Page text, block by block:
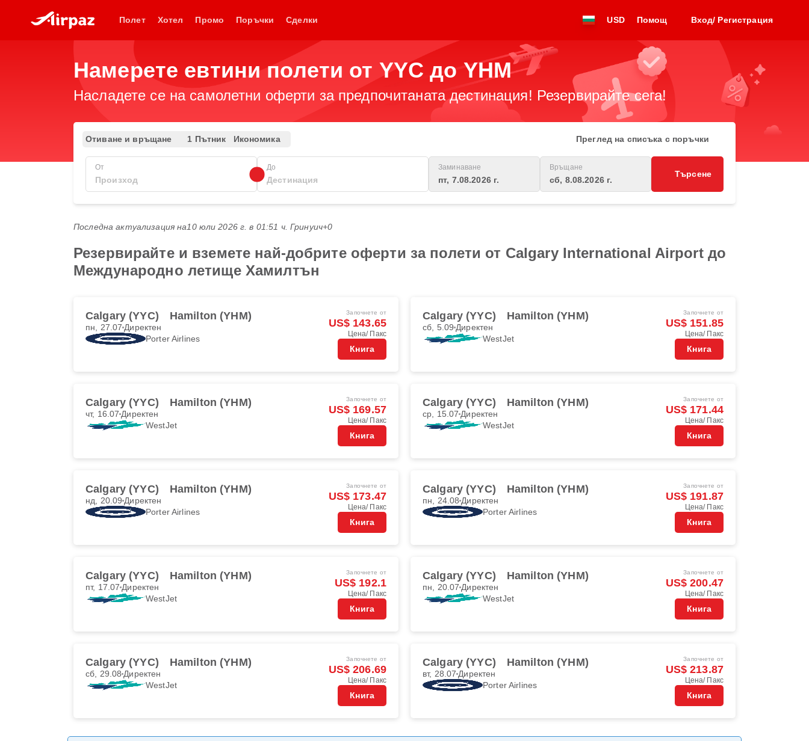
Полет Хотел Промо Поръчки Сделки USD Помощ Вход/ Регистрация
Намерете евтини полети от YYC до YHM
Насладете се на самолетни оферти за предпочитаната дестинация! Резервирайте сега!
Отиване и връщане 1 Пътник Икономика Преглед на списъка с поръчки
От До Заминаване
пт, 7.08.2026 г.
Връщане
сб, 8.08.2026 г.
Търсене
Последна актуализация на10 юли 2026 г. в 01:51 ч. Гринуич+0
Резервирайте и вземете най-добрите оферти за полети от Calgary International Airport до
Международно летище Хамилтън
Calgary (YYC) Hamilton (YHM)
пн, 27.07 Директен
Porter Airlines
Започнете от
US$ 143.65
Цена/ Пакс
Книга
Calgary (YYC) Hamilton (YHM)
сб, 5.09 Директен
WestJet
Започнете от
US$ 151.85
Цена/ Пакс
Книга
Calgary (YYC) Hamilton (YHM)
чт, 16.07 Директен
WestJet
Започнете от
US$ 169.57
Цена/ Пакс
Книга
Calgary (YYC) Hamilton (YHM)
ср, 15.07 Директен
WestJet
Започнете от
US$ 171.44
Цена/ Пакс
Книга
Calgary (YYC) Hamilton (YHM)
нд, 20.09 Директен
Porter Airlines
Започнете от
US$ 173.47
Цена/ Пакс
Книга
Calgary (YYC) Hamilton (YHM)
пн, 24.08 Директен
Porter Airlines
Започнете от
US$ 191.87
Цена/ Пакс
Книга
Calgary (YYC) Hamilton (YHM)
пт, 17.07 Директен
WestJet
Започнете от
US$ 192.1
Цена/ Пакс
Книга
Calgary (YYC) Hamilton (YHM)
пн, 20.07 Директен
WestJet
Започнете от
US$ 200.47
Цена/ Пакс
Книга
Calgary (YYC) Hamilton (YHM)
сб, 29.08 Директен
WestJet
Започнете от
US$ 206.69
Цена/ Пакс
Книга
Calgary (YYC) Hamilton (YHM)
вт, 28.07 Директен
Porter Airlines
Започнете от
US$ 213.87
Цена/ Пакс
Книга